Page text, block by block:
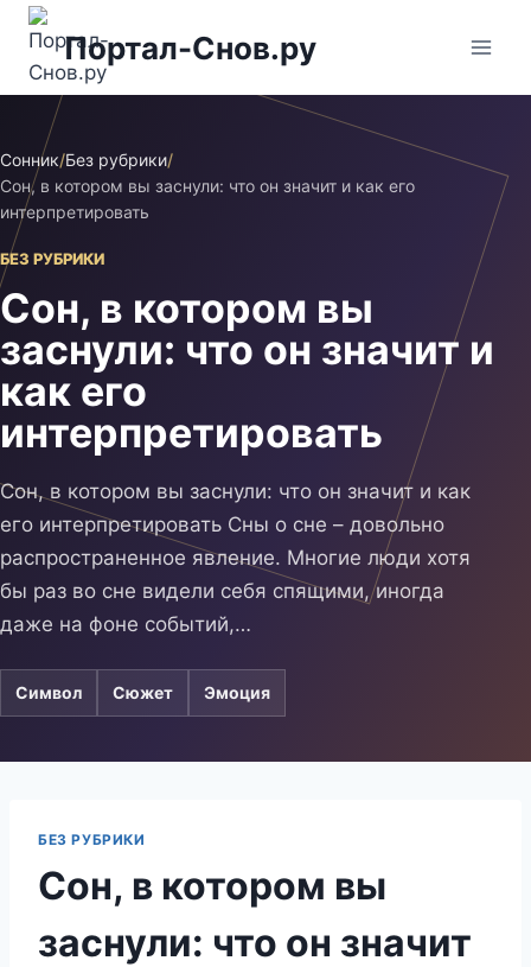
Перейти
содержимому
Портал-Снов.ру
Сонник/Без рубрики/
Сон, в котором вы заснули: что он значит и как его
интерпретировать
БЕЗ РУБРИКИ
Сон, в котором вы
заснули: что он значит и
как его
интерпретировать
Сон, в котором вы заснули: что он значит и как
его интерпретировать Сны о сне – довольно
распространенное явление. Многие люди хотя
бы раз во сне видели себя спящими, иногда
даже на фоне событий,…
Символ Сюжет Эмоция
БЕЗ РУБРИКИ
Сон, в котором вы
заснули: что он значит